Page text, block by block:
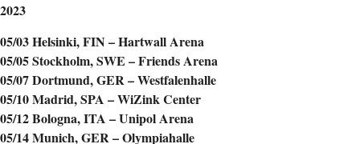
2023
05/03 Helsinki, FIN – Hartwall Arena
05/05 Stockholm, SWE – Friends Arena
05/07 Dortmund, GER – Westfalenhalle
05/10 Madrid, SPA – WiZink Center
05/12 Bologna, ITA – Unipol Arena
05/14 Munich, GER – Olympiahalle